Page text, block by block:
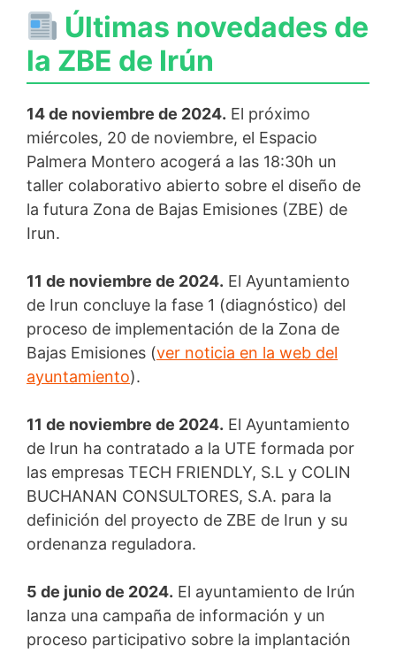
Últimas novedades de
la ZBE de Irún
14 de noviembre de 2024. El próximo
miércoles, 20 de noviembre, el Espacio
Palmera Montero acogerá a las 18:30h un
taller colaborativo abierto sobre el diseño de
la futura Zona de Bajas Emisiones (ZBE) de
Irun.
11 de noviembre de 2024. El Ayuntamiento
de Irun concluye la fase 1 (diagnóstico) del
proceso de implementación de la Zona de
Bajas Emisiones (ver noticia en la web del
ayuntamiento).
11 de noviembre de 2024. El Ayuntamiento
de Irun ha contratado a la UTE formada por
las empresas TECH FRIENDLY, S.L y COLIN
BUCHANAN CONSULTORES, S.A. para la
definición del proyecto de ZBE de Irun y su
ordenanza reguladora.
5 de junio de 2024. El ayuntamiento de Irún
lanza una campaña de información y un
proceso participativo sobre la implantación